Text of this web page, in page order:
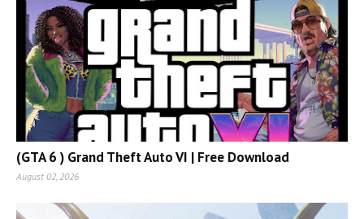
(GTA 6 ) Grand Theft Auto VI | Free Download
August 02, 2026